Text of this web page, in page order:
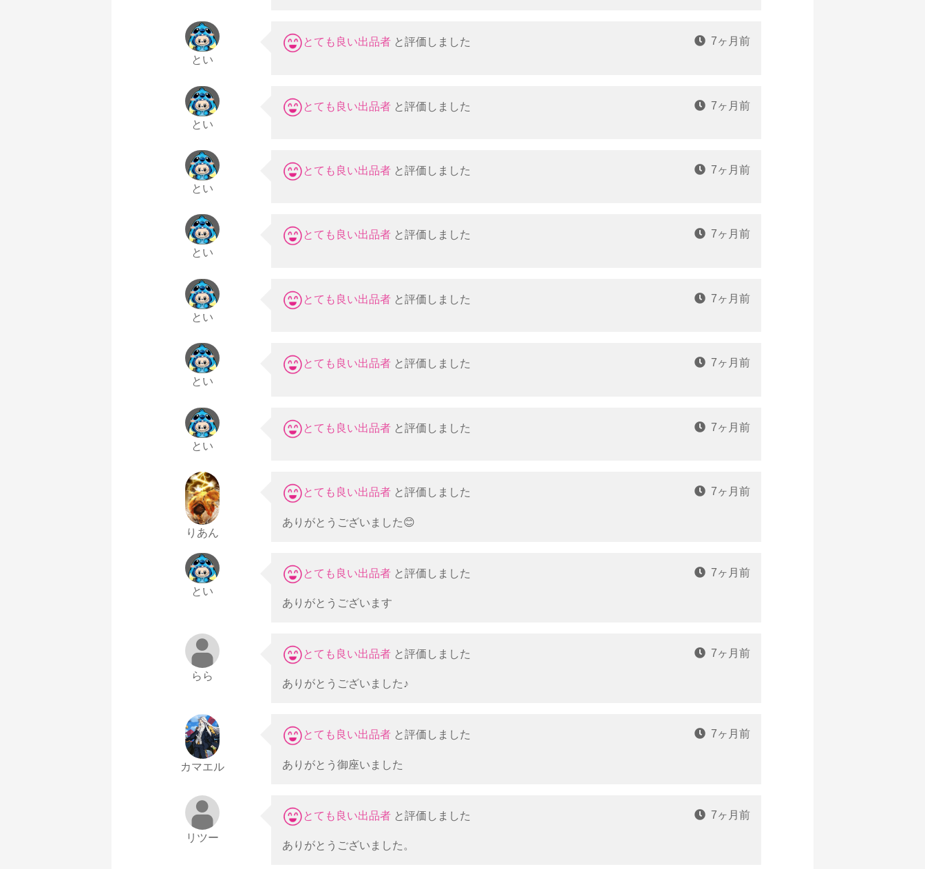
とい
とても良い出品者 と評価しました 7ヶ月前
とい
とても良い出品者 と評価しました 7ヶ月前
とい
とても良い出品者 と評価しました 7ヶ月前
とい
とても良い出品者 と評価しました 7ヶ月前
とい
とても良い出品者 と評価しました 7ヶ月前
とい
とても良い出品者 と評価しました 7ヶ月前
とい
とても良い出品者 と評価しました 7ヶ月前
りあん
とても良い出品者 と評価しました
ありがとうございました😊
7ヶ月前
とい
とても良い出品者 と評価しました
ありがとうございます
7ヶ月前
らら
とても良い出品者 と評価しました
ありがとうございました♪
7ヶ月前
カマエル
とても良い出品者 と評価しました
ありがとう御座いました
7ヶ月前
リツー
とても良い出品者 と評価しました
ありがとうございました。
7ヶ月前